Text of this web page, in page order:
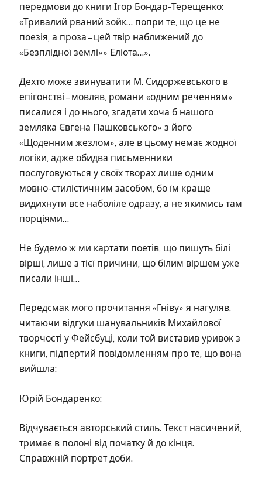
передмови до книги Ігор Бондар-Терещенко:
«Тривалий рваний зойк… попри те, що це не
поезія, а проза – цей твір наближений до
«Безплідної землі»» Еліота…».
Дехто може звинуватити М. Сидоржевського в
епігонстві – мовляв, романи «одним реченням»
писалися і до нього, згадати хоча б нашого
земляка Євгена Пашковського» з його
«Щоденним жезлом», але в цьому немає жодної
логіки, адже обидва письменники
послуговуються у своїх творах лише одним
мовно-стилістичним засобом, бо їм краще
видихнути все наболіле одразу, а не якимись там
порціями…
Не будемо ж ми картати поетів, що пишуть білі
вірші, лише з тієї причини, що білим віршем уже
писали інші…
Передсмак мого прочитання «Гніву» я нагуляв,
читаючи відгуки шанувальників Михайлової
творчості у Фейсбуці, коли той виставив уривок з
книги, підпертий повідомленням про те, що вона
вийшла:
Юрій Бондаренко:
Відчувається авторський стиль. Текст насичений,
тримає в полоні від початку й до кінця.
Справжній портрет доби.